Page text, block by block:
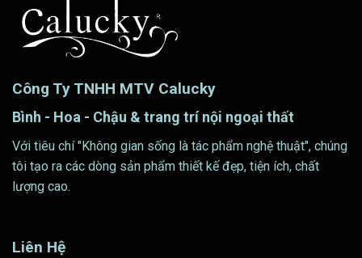
Công Ty TNHH MTV Calucky
Bình - Hoa - Chậu & trang trí nội ngoại thất
Với tiêu chí "Không gian sống là tác phẩm nghệ thuật", chúng
tôi tạo ra các dòng sản phẩm thiết kế đẹp, tiện ích, chất
lượng cao.
Liên Hệ